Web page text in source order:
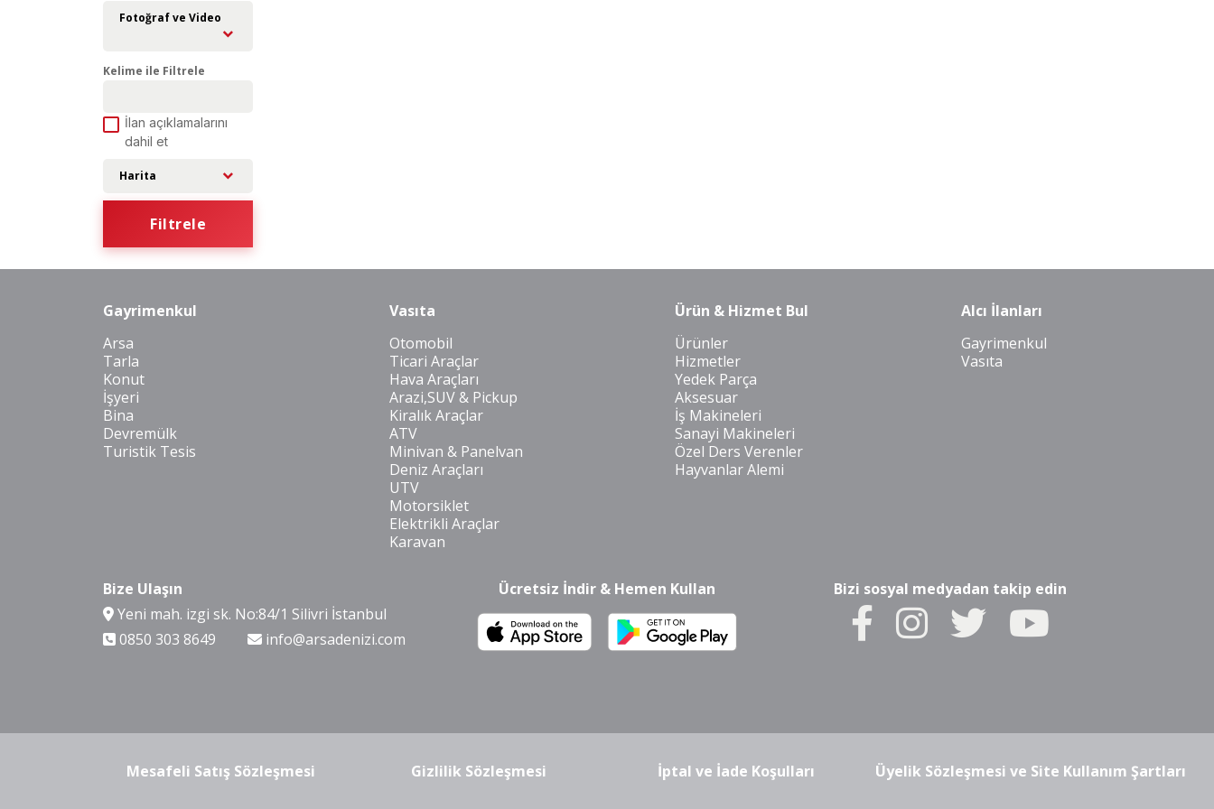
Fotoğraf ve Video
Kelime ile Filtrele
İlan açıklamalarını
dahil et
Harita
Filtrele
Gayrimenkul
Arsa
Tarla
Konut
İşyeri
Bina
Devremülk
Turistik Tesis
Vasıta
Otomobil
Ticari Araçlar
Hava Araçları
Arazi,SUV & Pickup
Kiralık Araçlar
ATV
Minivan & Panelvan
Deniz Araçları
UTV
Motorsiklet
Elektrikli Araçlar
Karavan
Ürün & Hizmet Bul
Ürünler
Hizmetler
Yedek Parça
Aksesuar
İş Makineleri
Sanayi Makineleri
Özel Ders Verenler
Hayvanlar Alemi
Alcı İlanları
Gayrimenkul
Vasıta
Bize Ulaşın
Yeni mah. izgi sk. No:84/1 Silivri İstanbul
0850 303 8649
info@arsadenizi.com
Ücretsiz İndir & Hemen Kullan Bizi sosyal medyadan takip edin
Mesafeli Satış Sözleşmesi Gizlilik Sözleşmesi İptal ve İade Koşulları Üyelik Sözleşmesi ve Site Kullanım Şartları